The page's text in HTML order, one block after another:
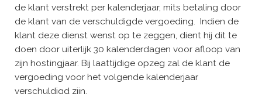
de klant verstrekt per kalenderjaar, mits betaling door
de klant van de verschuldigde vergoeding. Indien de
klant deze dienst wenst op te zeggen, dient hij dit te
doen door uiterlijk 30 kalenderdagen voor afloop van
zijn hostingjaar. Bij laattijdige opzeg zal de klant de
vergoeding voor het volgende kalenderjaar
verschuldigd zijn.